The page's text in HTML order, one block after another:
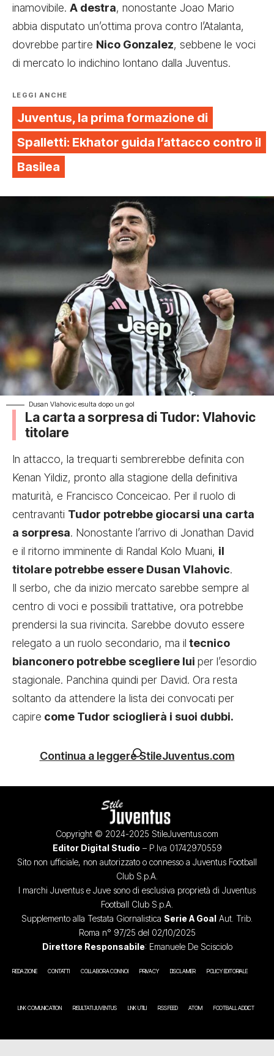
inamovibile. A destra, nonostante Joao Mario
abbia disputato un’ottima prova contro l’Atalanta,
dovrebbe partire Nico Gonzalez, sebbene le voci
di mercato lo indichino lontano dalla Juventus.
LEGGI ANCHE
Juventus, la prima formazione di
Spalletti: Ekhator guida l’attacco contro il
Basilea
Dusan Vlahovic esulta dopo un gol
La carta a sorpresa di Tudor: Vlahovic
titolare
In attacco, la trequarti sembrerebbe definita con
Kenan Yildiz, pronto alla stagione della definitiva
maturità, e Francisco Conceicao. Per il ruolo di
centravanti Tudor potrebbe giocarsi una carta
a sorpresa. Nonostante l’arrivo di Jonathan David
e il ritorno imminente di Randal Kolo Muani, il
titolare potrebbe essere Dusan Vlahovic.
Il serbo, che da inizio mercato sarebbe sempre al
centro di voci e possibili trattative, ora potrebbe
prendersi la sua rivincita. Sarebbe dovuto essere
relegato a un ruolo secondario, ma il tecnico
bianconero potrebbe scegliere lui per l’esordio
stagionale. Panchina quindi per David. Ora resta
soltanto da attendere la lista dei convocati per
capire come Tudor scioglierà i suoi dubbi.
Continua a leggere StileJuventus.com
Copyright © 2024-2025 StileJuventus.com
Editor Digital Studio – P.Iva 01742970559
Sito non ufficiale, non autorizzato o connesso a Juventus Football
Club S.p.A.
I marchi Juventus e Juve sono di esclusiva proprietà di Juventus
Football Club S.p.A.
Supplemento alla Testata Giornalistica Serie A Goal Aut. Trib.
Roma n° 97/25 del 02/10/2025
Direttore Responsabile: Emanuele De Scisciolo
REDAZIONE CONTATTI COLLABORA CON NOI PRIVACY DISCLAIMER POLICY EDITORIALE
LINK COMUNICATION RISULTATI JUVENTUS LINK UTILI RSS FEED ATOM FOOTBALL ADDICT